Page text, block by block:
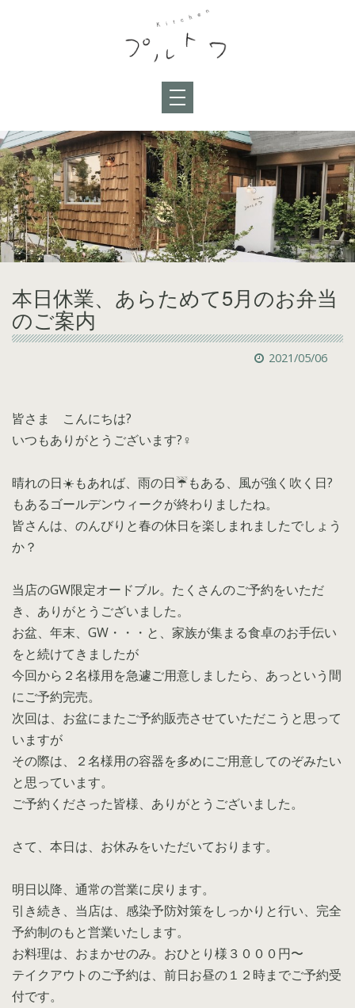
本日休業、あらためて5月のお弁当
のご案内
2021/05/06
皆さま こんにちは?
いつもありがとうございます?‍♀️
晴れの日☀️もあれば、雨の日☔️もある、風が強く吹く日?
もあるゴールデンウィークが終わりましたね。
皆さんは、のんびりと春の休日を楽しまれましたでしょう
か？
当店のGW限定オードブル。たくさんのご予約をいただ
き、ありがとうございました。
お盆、年末、GW・・・と、家族が集まる食卓のお手伝い
をと続けてきましたが
今回から２名様用を急遽ご用意しましたら、あっという間
にご予約完売。
次回は、お盆にまたご予約販売させていただこうと思って
いますが
その際は、２名様用の容器を多めにご用意してのぞみたい
と思っています。
ご予約くださった皆様、ありがとうございました。
さて、本日は、お休みをいただいております。
明日以降、通常の営業に戻ります。
引き続き、当店は、感染予防対策をしっかりと行い、完全
予約制のもと営業いたします。
お料理は、おまかせのみ。おひとり様３０００円〜
テイクアウトのご予約は、前日お昼の１２時までご予約受
付です。